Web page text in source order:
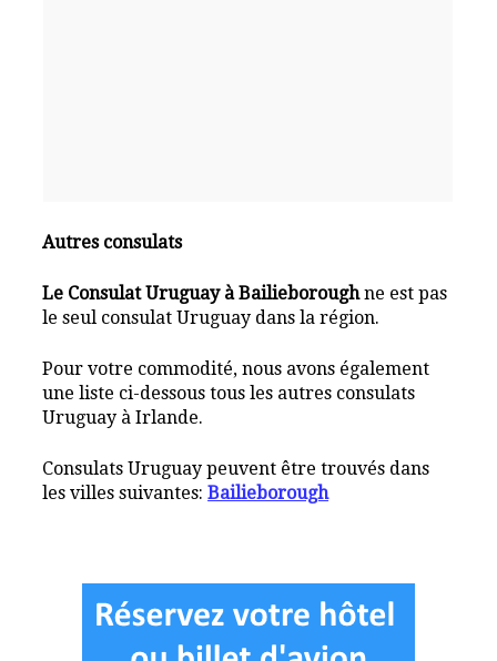
Autres consulats
Le Consulat Uruguay à Bailieboroughne est pas
le seul consulat Uruguay dans la région.
Pour votre commodité, nous avons également
une liste ci-dessous tous les autres consulats
Uruguay à Irlande.
Consulats Uruguay peuvent être trouvés dans
les villes suivantes:Bailieborough